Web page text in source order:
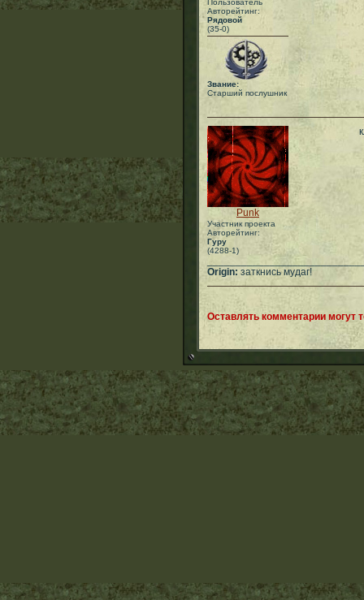
Пользователь
Авторейтинг:
Рядовой
(35-0)
Звание:
Старший послушник
Punk
Участник проекта
Авторейтинг:
Гуру
(4288-1)
Origin: заткнись мудаг!
Оставлять комментарии могут